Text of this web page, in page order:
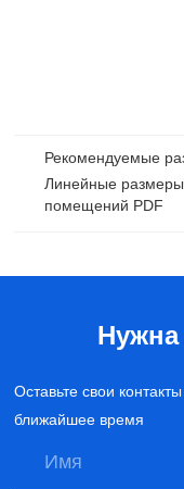
Рекомендуемые
Линейные размеры
помещений PDF
Нужна
Оставьте свои
ближайшее время